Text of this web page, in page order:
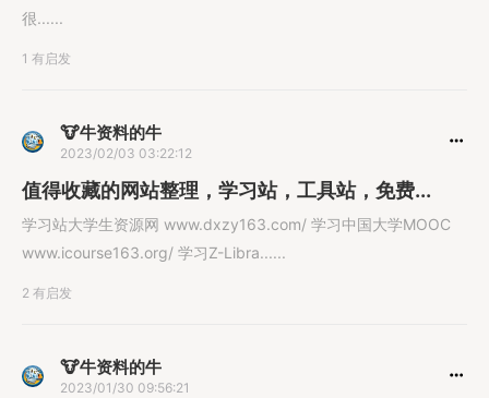
很......
1 有启发
🐮牛资料的牛
2023/02/03 03:22:12
值得收藏的网站整理，学习站，工具站，免费...
学习站大学生资源网 www.dxzy163.com/ 学习中国大学MOOC
www.icourse163.org/ 学习Z-Libra......
2 有启发
🐮牛资料的牛
2023/01/30 09:56:21